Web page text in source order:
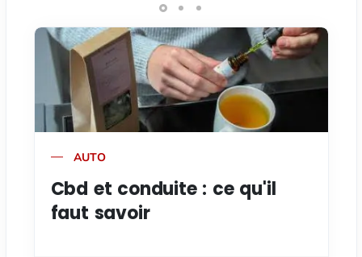
AUTO
Cbd et conduite : ce qu'il
faut savoir